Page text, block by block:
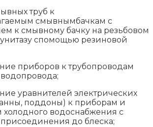
труб к
смывнымбачкам с
к смывному бачку на резьбовом
спомощью резиновой
приборов к трубопроводам
уравнителей электрических
поддоны) к приборам и
холодного водоснабжения с
присоединения до блеска;